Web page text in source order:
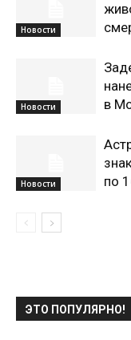
Новости
Новости
в
Новости
по
ЭТО ПОПУЛЯРНО!